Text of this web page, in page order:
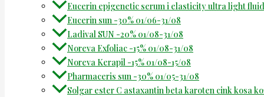
Eucerin epigenetic serum i elasticity ultra light
Eucerin sun -30% 01/06-31/08
Ladival SUN -20% 01/08-31/08
Noreva Exfoliac -15% 01/08-31/08
Noreva Kerapil -15% 01/08-15/08
Pharmaceris sun -30% 01/05-31/08
Solgar ester C astaxantin beta karoten cink kosa